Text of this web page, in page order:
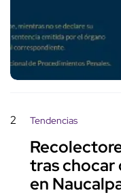
2 Tendencias
tras chocar
en